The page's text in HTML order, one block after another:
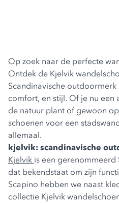
Op zoek naar de perfecte
Ontdek de Kjelvik
Scandinavische
comfort, en stijl. Of je nu
de natuur plant of gewoon
schoenen voor een
allemaal.
kjelvik: scandinavische
Kjelvik is een
dat bekendstaat om zijn
Scapino hebben we naast
collectie Kjelvik